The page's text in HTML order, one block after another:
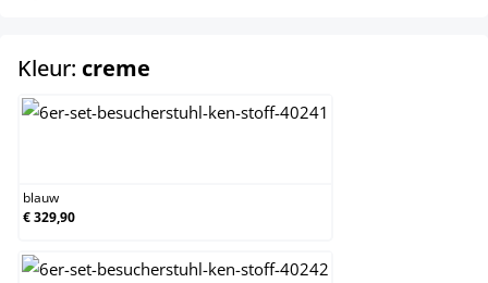
Kleur: creme
blauw
€ 329,90